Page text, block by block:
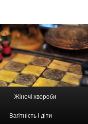
Жіночі хвороби
Вагітність і діти